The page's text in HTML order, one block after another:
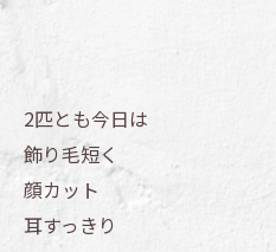
2匹とも今日は
飾り毛短く
顔カット
耳すっきり